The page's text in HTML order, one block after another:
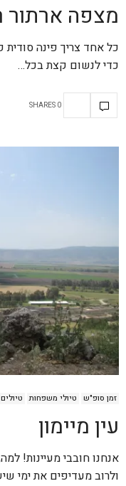
מצפה ארתור
כל אחד צריך פינה
כדי לנשום קצת בכל…
0 SHARES
זמן סופ"ש טיולי משפחות
עין מיימון
אנחנו חובבי מעיינות!
ולרוב מעדיפים את ימי